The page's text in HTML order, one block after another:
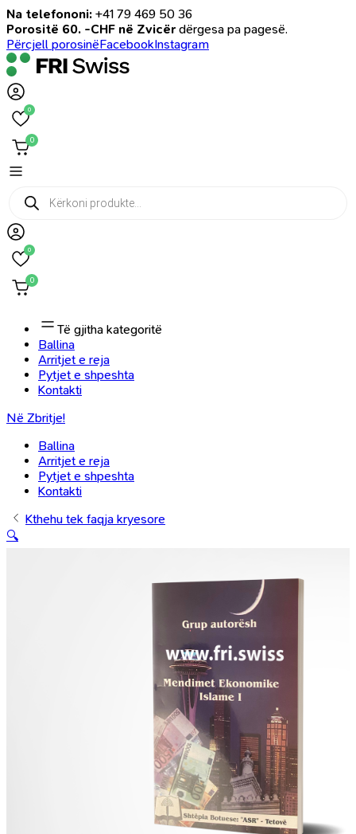
Na telefononi: +41 79 469 50 36
Porositë 60. -CHF në Zvicër dërgesa pa pagesë.
Përcjell porosinëFacebookInstagram
0
0
Products
search
0
0
Të gjitha kategoritë
Ballina
Arritjet e reja
Pytjet e shpeshta
Kontakti
Në Zbritje!
Ballina
Arritjet e reja
Pytjet e shpeshta
Kontakti
Kthehu tek faqja kryesore
🔍